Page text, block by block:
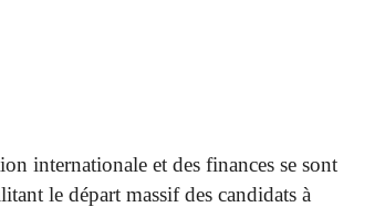
internationale et des finances se sont
le départ massif des candidats à